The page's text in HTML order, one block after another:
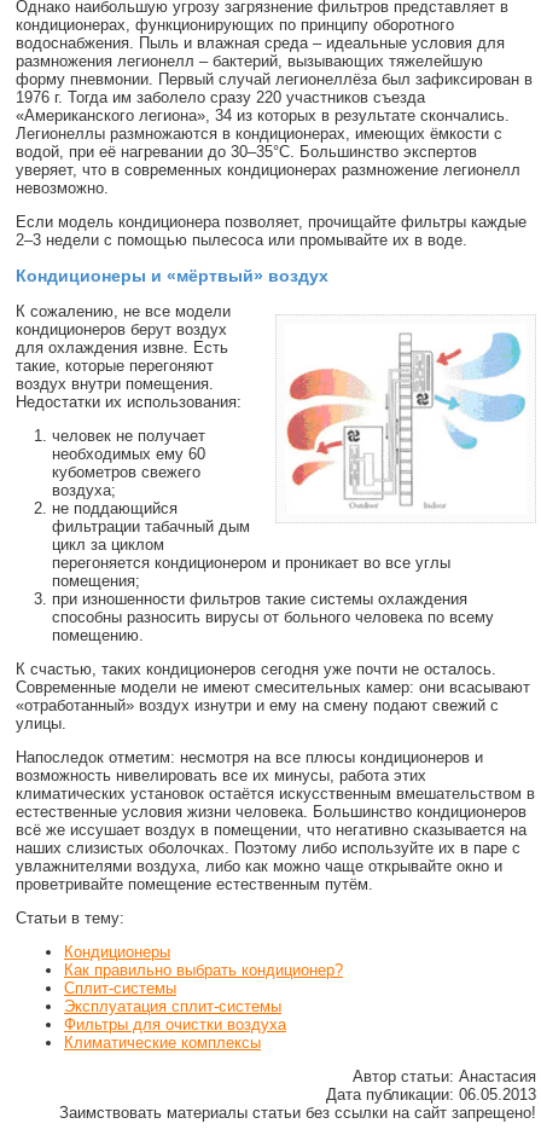
Однако наибольшую угрозу загрязнение фильтров представляет в
кондиционерах, функционирующих по принципу оборотного
водоснабжения. Пыль и влажная среда – идеальные условия для
размножения легионелл – бактерий, вызывающих тяжелейшую
форму пневмонии. Первый случай легионеллёза был зафиксирован в
1976 г. Тогда им заболело сразу 220 участников съезда
«Американского легиона», 34 из которых в результате скончались.
Легионеллы размножаются в кондиционерах, имеющих ёмкости с
водой, при её нагревании до 30–35°C. Большинство экспертов
уверяет, что в современных кондиционерах размножение легионелл
невозможно.
Если модель кондиционера позволяет, прочищайте фильтры каждые
2–3 недели с помощью пылесоса или промывайте их в воде.
Кондиционеры и «мёртвый» воздух
К сожалению, не все модели
кондиционеров берут воздух
для охлаждения извне. Есть
такие, которые перегоняют
воздух внутри помещения.
Недостатки их использования:
человек не получает
необходимых ему 60
кубометров свежего
воздуха;
не поддающийся
фильтрации табачный дым
цикл за циклом
перегоняется кондиционером и проникает во все углы
помещения;
при изношенности фильтров такие системы охлаждения
способны разносить вирусы от больного человека по всему
помещению.
К счастью, таких кондиционеров сегодня уже почти не осталось.
Современные модели не имеют смесительных камер: они всасывают
«отработанный» воздух изнутри и ему на смену подают свежий с
улицы.
Напоследок отметим: несмотря на все плюсы кондиционеров и
возможность нивелировать все их минусы, работа этих
климатических установок остаётся искусственным вмешательством в
естественные условия жизни человека. Большинство кондиционеров
всё же иссушает воздух в помещении, что негативно сказывается на
наших слизистых оболочках. Поэтому либо используйте их в паре с
увлажнителями воздуха, либо как можно чаще открывайте окно и
проветривайте помещение естественным путём.
Статьи в тему:
Кондиционеры
Как правильно выбрать кондиционер?
Сплит-системы
Эксплуатация сплит-системы
Фильтры для очистки воздуха
Климатические комплексы
Автор статьи: Анастасия
Дата публикации: 06.05.2013
Заимствовать материалы статьи без ссылки на сайт запрещено!